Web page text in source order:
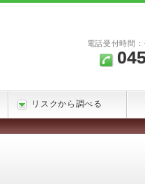
リスクから調べる
電話受付時間